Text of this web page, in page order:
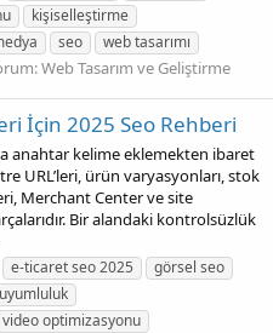
kişiselleştirme
seo
web tasarımı
Web Tasarım ve Geliştirme
İçin 2025 Seo Rehberi
anahtar kelime eklemekten ibaret
URL’leri, ürün varyasyonları, stok
Merchant Center ve site
Bir alandaki kontrolsüzlük
e-ticaret seo 2025
görsel seo
video optimizasyonu